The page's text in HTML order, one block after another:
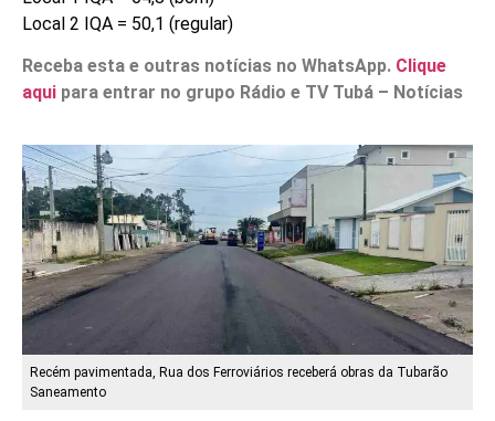
Local 2 IQA = 50,1 (regular)
Receba esta e outras notícias no WhatsApp. Clique
aqui para entrar no grupo Rádio e TV Tubá – Notícias
Recém pavimentada, Rua dos Ferroviários receberá obras da Tubarão
Saneamento